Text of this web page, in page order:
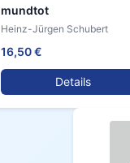
mundtot
Heinz-Jürgen Schubert
16,50 €
Details